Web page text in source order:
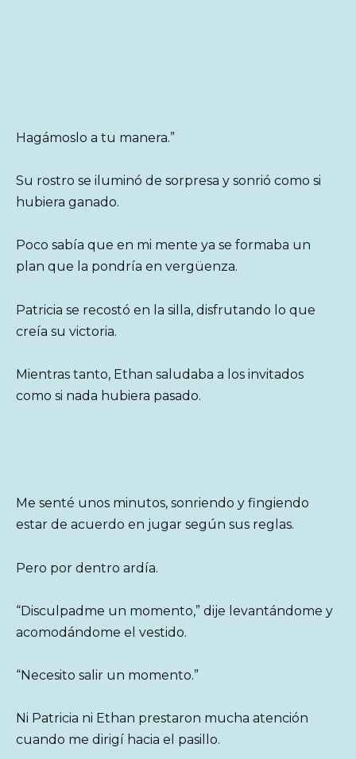
Hagámoslo a tu manera.”
Su rostro se iluminó de sorpresa y sonrió como si
hubiera ganado.
Poco sabía que en mi mente ya se formaba un
plan que la pondría en vergüenza.
Patricia se recostó en la silla, disfrutando lo que
creía su victoria.
Mientras tanto, Ethan saludaba a los invitados
como si nada hubiera pasado.
Me senté unos minutos, sonriendo y fingiendo
estar de acuerdo en jugar según sus reglas.
Pero por dentro ardía.
“Disculpadme un momento,” dije levantándome y
acomodándome el vestido.
“Necesito salir un momento.”
Ni Patricia ni Ethan prestaron mucha atención
cuando me dirigí hacia el pasillo.